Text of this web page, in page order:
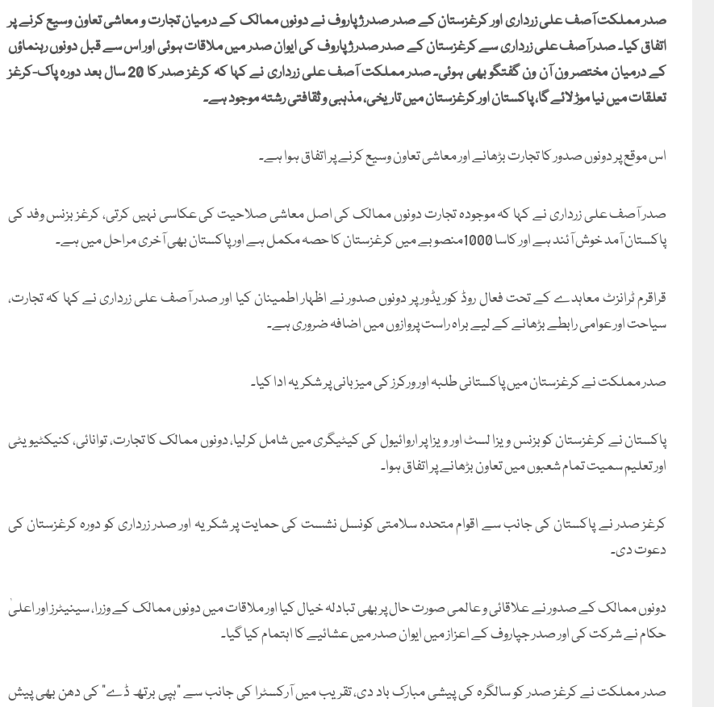
صدر مملکت آصف علی زرداری اور کرغزستان کے صدر صدر ژپاروف نے دونوں ممالک کے درمیان تجارت و معاشی تعاون وسیع کرنے پر
اتفاق کیا۔ صدر آصف علی زرداری سے کرغزستان کے صدر صدر ژپاروف کی ایوان صدر میں ملاقات ہوئی اور اس سے قبل دونوں رہنماؤں
کے درمیان مختصر ون آن ون گفتگو بھی ہوئی۔ صدر مملکت آصف علی زرداری نے کہا کہ کرغز صدر کا 20 سال بعد دورہ پاک-کرغز
تعلقات میں نیا موڑ لائے گا، پاکستان اور کرغزستان میں تاریخی، مذہبی و ثقافتی رشتہ موجود ہے۔
اس موقع پر دونوں صدور کا تجارت بڑھانے اور معاشی تعاون وسیع کرنے پر اتفاق ہوا ہے۔
صدر آصف علی زرداری نے کہا کہ موجودہ تجارت دونوں ممالک کی اصل معاشی صلاحیت کی عکاسی نہیں کرتی، کرغز بزنس وفد کی
پاکستان آمد خوش آئند ہے اور کاسا 1000منصوبے میں کرغزستان کا حصہ مکمل ہے اور پاکستان بھی آخری مراحل میں ہے۔
قراقرم ٹرانزٹ معاہدے کے تحت فعال روڈ کوریڈور پر دونوں صدور نے اظہار اطمینان کیا اور صدر آصف علی زرداری نے کہا کہ تجارت،
سیاحت اور عوامی رابطے بڑھانے کے لیے براہ راست پروازوں میں اضافہ ضروری ہے۔
صدر مملکت نے کرغزستان میں پاکستانی طلبہ اور ورکرز کی میزبانی پر شکریہ ادا کیا۔
پاکستان نے کرغزستان کو بزنس ویزا لسٹ اور ویزا پر اروائیول کی کیٹیگری میں شامل کرلیا، دونوں ممالک کا تجارت، توانائی، کنیکٹیویٹی
اور تعلیم سمیت تمام شعبوں میں تعاون بڑھانے پر اتفاق ہوا۔
کرغز صدر نے پاکستان کی جانب سے اقوام متحدہ سلامتی کونسل نشست کی حمایت پر شکریہ اور صدر زرداری کو دورہ کرغزستان کی
دعوت دی۔
دونوں ممالک کے صدور نے علاقائی و عالمی صورت حال پر بھی تبادلہ خیال کیا اور ملاقات میں دونوں ممالک کے وزرا، سینیٹرز اور اعلیٰ
حکام نے شرکت کی اور صدر جپاروف کے اعزاز میں ایوان صدر میں عشائیے کا اہتمام کیا گیا۔
صدر مملکت نے کرغز صدر کو سالگرہ کی پیشی مبارک باد دی، تقریب میں آرکسٹرا کی جانب سے "ہپی برتھ ڈے" کی دھن بھی پیش